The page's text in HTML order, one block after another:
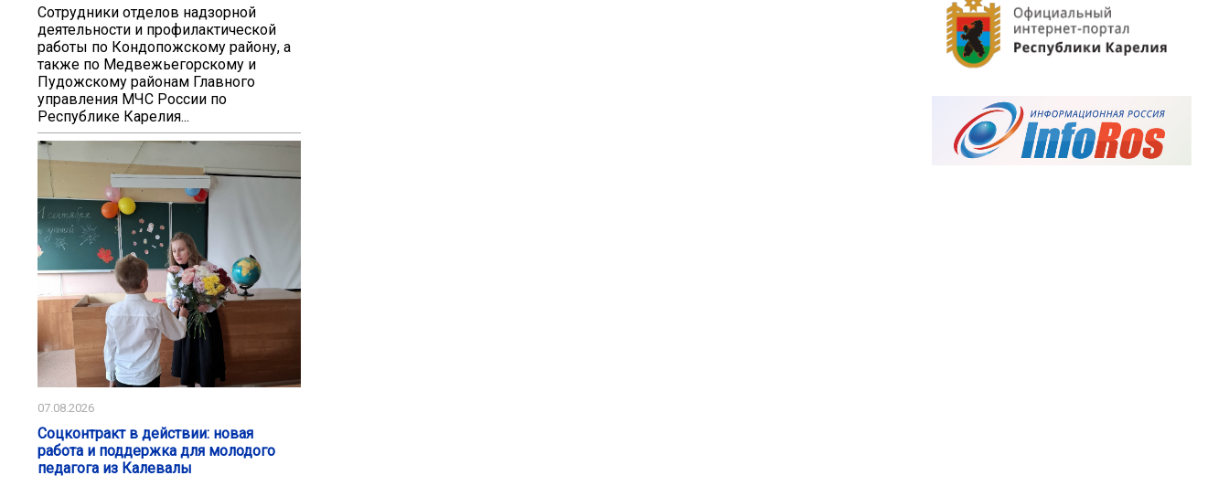
Сотрудники отделов надзорной
деятельности и профилактической
работы по Кондопожскому району, а
также по Медвежьегорскому и
Пудожскому районам Главного
управления МЧС России по
Республике Карелия...
07.08.2026
Соцконтракт в действии: новая
работа и поддержка для молодого
педагога из Калевалы